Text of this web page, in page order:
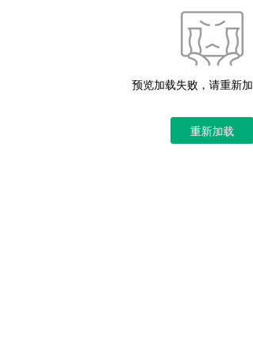
预览加载失败，请重新
重新加载